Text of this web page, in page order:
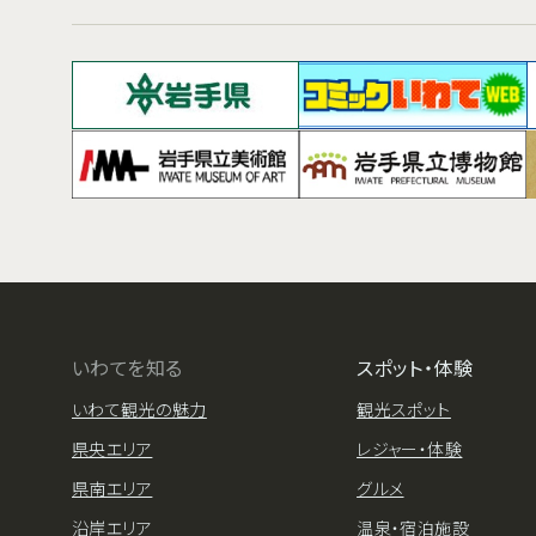
いわてを知る
いわて観光の魅力
県央エリア
県南エリア
沿岸エリア
スポット・体験
観光スポット
レジャー・体験
グルメ
温泉・宿泊施設